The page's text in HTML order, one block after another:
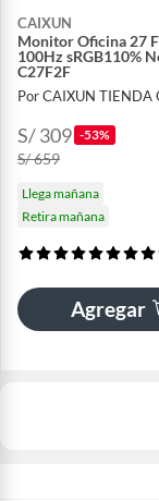
CAIXUN
Monitor Oficina 27
100Hz sRGB110%
C27F2F
Por CAIXUN TIENDA
S/ 309 -53%
S/ 659
Llega mañana
Retira mañana
Agregar